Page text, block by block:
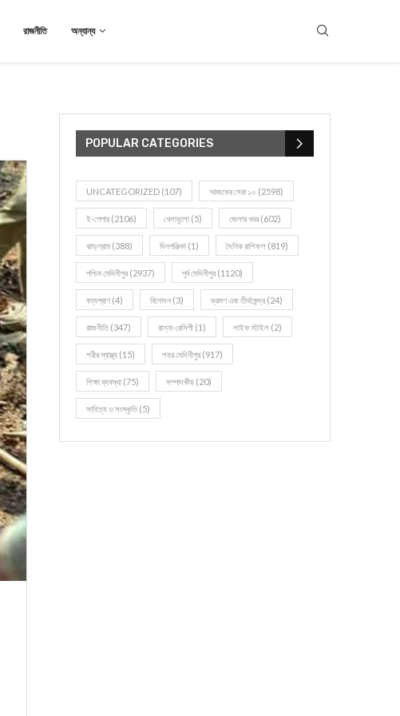
রাজনীতি অন্যান্য
POPULAR CATEGORIES
UNCATEGORIZED (107) আজকের সেরা ১০ (2598)
ই-পেপার (2106) খেলাধূলো (5) জেলার খবর (602)
ঝাড়গ্রাম (388) দিনপঞ্জিকা (1) দৈনিক রাশিফল (819)
পশ্চিম মেদিনীপুর (2937) পূর্ব মেদিনীপুর (1120)
বন্যপ্রাণ (4) বিনোদন (3) ভ্রমণ এবং তীর্থকেন্দ্র (24)
রাজনীতি(347) রান্না-রেসিপী (1) লাইফ স্টাইল (2)
শরীর স্বাস্থ্য (15) শহর মেদিনীপুর (917)
শিক্ষা ব্যবস্থা (75) সম্পাদকীয় (20)
সাহিত্য ও সংস্কৃতি(5)